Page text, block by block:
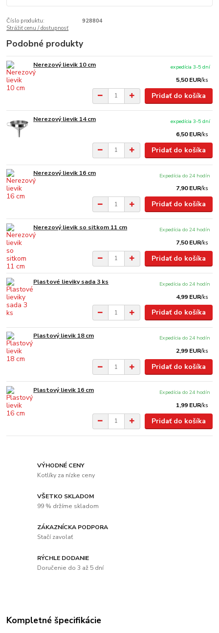
Číslo produktu:
928804
Strážiť cenu / dostupnosť
Podobné produkty
Nerezový lievik 10 cm
5,50 EUR/ks
expedícia 3-5 dní
Pridať do košíka
Nerezový lievik 14 cm
6,50 EUR/ks
expedícia 3-5 dní
Pridať do košíka
Nerezový lievik 16 cm
7,90 EUR/ks
Expedícia do 24 hodín
Pridať do košíka
Nerezový lievik so sitkom 11 cm
7,50 EUR/ks
Expedícia do 24 hodín
Pridať do košíka
Plastové lieviky sada 3 ks
4,99 EUR/ks
Expedícia do 24 hodín
Pridať do košíka
Plastový lievik 18 cm
2,99 EUR/ks
Expedícia do 24 hodín
Pridať do košíka
Plastový lievik 16 cm
1,99 EUR/ks
Expedícia do 24 hodín
Pridať do košíka
VÝHODNÉ CENY
Kotlíky za nízke ceny
VŠETKO SKLADOM
99 % držíme skladom
ZÁKAZNÍCKA PODPORA
Stačí zavolať
RÝCHLE DODANIE
Doručenie do 3 až 5 dní
Kompletné špecifikácie